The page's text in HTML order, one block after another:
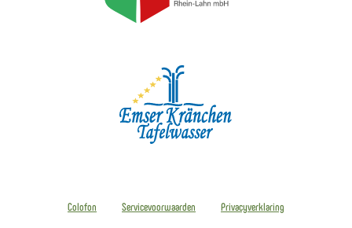
Colofon Servicevoorwaarden Privacyverklaring